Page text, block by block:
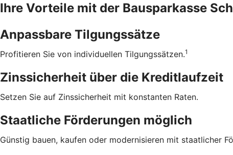
Ihre Vorteile mit der Bausparkasse
Anpassbare Tilgungssätze
Profitieren Sie von individuellen Tilgungssätzen.1
Zinssicherheit über die ­Kreditlaufzeit
Setzen Sie auf Zinssicherheit mit konstanten Raten.
Staatliche Förderungen möglich
Günstig bauen, kaufen oder modernisieren mit staatlicher